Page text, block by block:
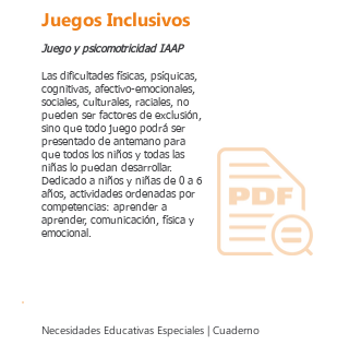
Juegos Inclusivos
Juego y psicomotricidad IAAP
Las dificultades físicas, psíquicas,
cognitivas, afectivo-emocionales,
sociales, culturales, raciales, no
pueden ser factores de exclusión,
sino que todo juego podrá ser
presentado de antemano para
que todos los niños y todas las
niñas lo puedan desarrollar.
Dedicado a niños y niñas de 0 a 6
años, actividades ordenadas por
competencias: aprender a
aprender, comunicación, física y
emocional.
Necesidades Educativas Especiales | Cuaderno